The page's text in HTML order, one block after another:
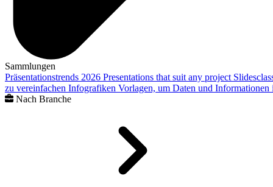
Sammlungen
Präsentationstrends 2026 Presentations that suit any project
zu vereinfachen Infografiken Vorlagen, um Daten und
Nach Branche